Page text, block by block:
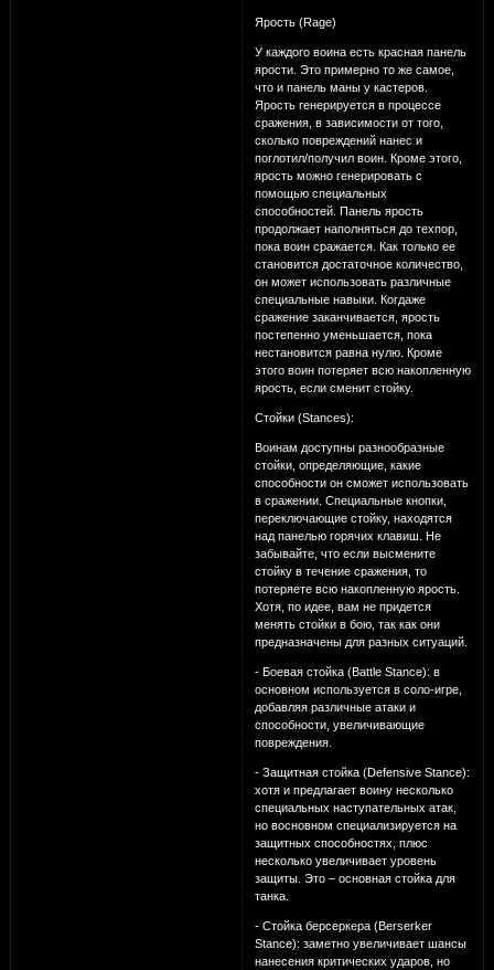
Ярость (Rage)
У каждого воина есть красная панель
ярости. Это примерно то же самое,
что и панель маны у кастеров.
Ярость генерируется в процессе
сражения, в зависимости от того,
сколько повреждений нанес и
поглотил/получил воин. Кроме этого,
ярость можно генерировать с
помощью специальных
способностей. Панель ярость
продолжает наполняться до техпор,
пока воин сражается. Как только ее
становится достаточное количество,
он может использовать различные
специальные навыки. Когдаже
сражение заканчивается, ярость
постепенно уменьшается, пока
нестановится равна нулю. Кроме
этого воин потеряет всю накопленную
ярость, если сменит стойку.
Стойки (Stances):
Воинам доступны разнообразные
стойки, определяющие, какие
способности он сможет использовать
в сражении. Специальные кнопки,
переключающие стойку, находятся
над панелью горячих клавиш. Не
забывайте, что если высмените
стойку в течение сражения, то
потеряете всю накопленную ярость.
Хотя, по идее, вам не придется
менять стойки в бою, так как они
предназначены для разных ситуаций.
- Боевая стойка (Battle Stance): в
основном используется в соло-игре,
добавляя различные атаки и
способности, увеличивающие
повреждения.
- Защитная стойка (Defensive Stance):
хотя и предлагает воину несколько
специальных наступательных атак,
но восновном специализируется на
защитных способностях, плюс
несколько увеличивает уровень
защиты. Это – основная стойка для
танка.
- Стойка берсеркера (Berserker
Stance): заметно увеличивает шансы
нанесения критических ударов, но